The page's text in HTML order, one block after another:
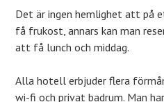
Det är ingen hemlighet att på
få frukost, annars kan man
att få lunch och middag.
Alla hotell erbjuder flera
wi-fi och privat badrum. Man